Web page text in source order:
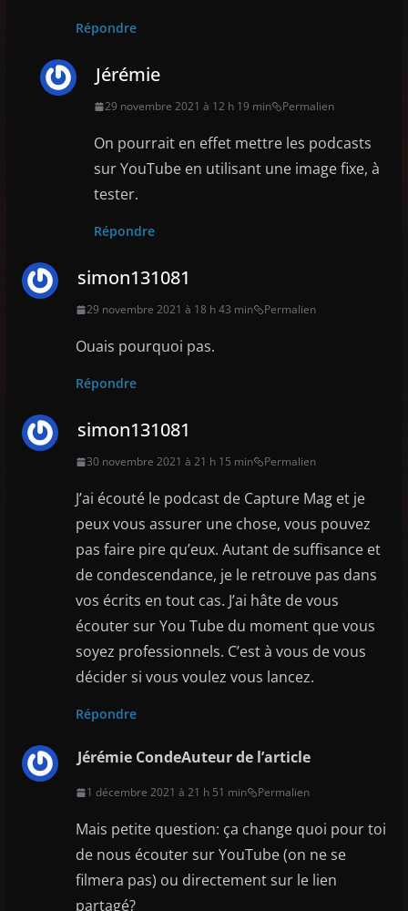
Répondre
Jérémie
29 novembre 2021 à 12 h 19 min Permalien
On pourrait en effet mettre les podcasts
sur YouTube en utilisant une image fixe, à
tester.
Répondre
simon131081
29 novembre 2021 à 18 h 43 min Permalien
Ouais pourquoi pas.
Répondre
simon131081
30 novembre 2021 à 21 h 15 min Permalien
J’ai écouté le podcast de Capture Mag et je
peux vous assurer une chose, vous pouvez
pas faire pire qu’eux. Autant de suffisance et
de condescendance, je le retrouve pas dans
vos écrits en tout cas. J’ai hâte de vous
écouter sur You Tube du moment que vous
soyez professionnels. C’est à vous de vous
décider si vous voulez vous lancez.
Répondre
Jérémie CondeAuteur de l’article
1 décembre 2021 à 21 h 51 min Permalien
Mais petite question: ça change quoi pour toi
de nous écouter sur YouTube (on ne se
filmera pas) ou directement sur le lien
partagé?